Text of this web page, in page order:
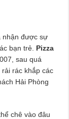
nhận được sự
bạn trẻ. Pizza
sau quá
rác khắp các
Hải Phòng
chê vào đâu